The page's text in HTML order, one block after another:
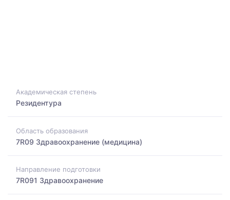
Академическая степень
Резидентура
Область образования
7R09 Здравоохранение (медицина)
Направление подготовки
7R091 Здравоохранение